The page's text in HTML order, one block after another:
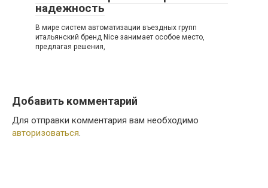
надежность
В мире систем автоматизации въездных групп
итальянский бренд Nice занимает особое место,
предлагая решения,
Добавить комментарий
Для отправки комментария вам необходимо
авторизоваться